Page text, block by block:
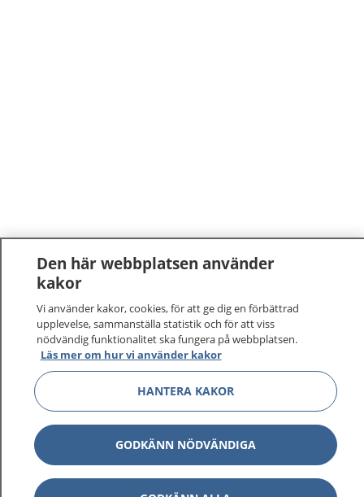
Den här webbplatsen använder
kakor
Vi använder kakor, cookies, för att ge dig en förbättrad
upplevelse, sammanställa statistik och för att viss
nödvändig funktionalitet ska fungera på webbplatsen.
Läs mer om hur vi använder kakor
HANTERA KAKOR
GODKÄNN NÖDVÄNDIGA